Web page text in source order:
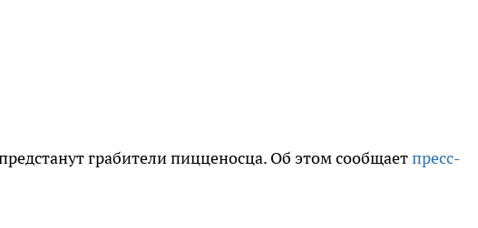
грабители пицценосца. Об этом сообщаетпресс-